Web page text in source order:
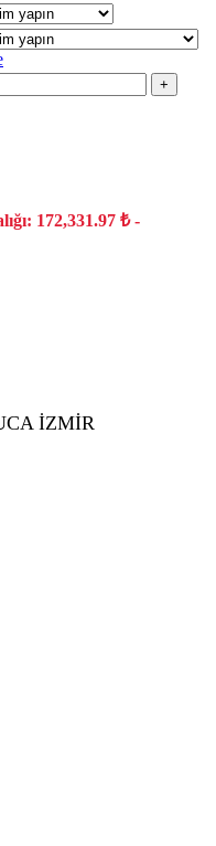
+
172,331.97 ₺ -
İZMİR